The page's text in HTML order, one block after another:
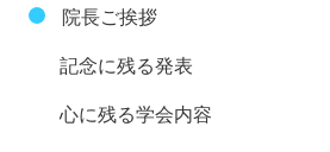
院長ご挨拶
記念に残る発表
心に残る学会内容